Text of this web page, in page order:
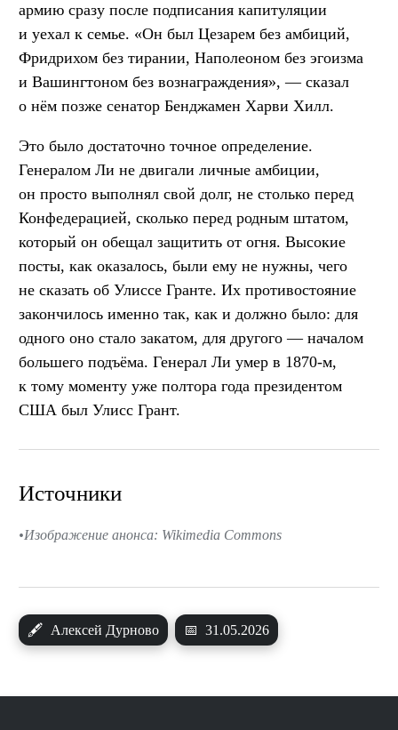
армию сразу после подписания капитуляции
и уехал к семье. «Он был Цезарем без амбиций,
Фридрихом без тирании, Наполеоном без эгоизма
и Вашингтоном без вознаграждения», — сказал
о нём позже сенатор Бенджамен Харви Хилл.
Это было достаточно точное определение.
Генералом Ли не двигали личные амбиции,
он просто выполнял свой долг, не столько перед
Конфедерацией, сколько перед родным штатом,
который он обещал защитить от огня. Высокие
посты, как оказалось, были ему не нужны, чего
не сказать об Улиссе Гранте. Их противостояние
закончилось именно так, как и должно было: для
одного оно стало закатом, для другого — началом
большего подъёма. Генерал Ли умер в 1870-м,
к тому моменту уже полтора года президентом
США был Улисс Грант.
🖋 Алексей Дурново 📅 31.05.2026
Источники
Изображение анонса: Wikimedia Commons